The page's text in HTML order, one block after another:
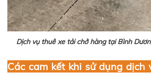
Dịch vụ thuê xe tải chở hàng tại Bình
Các cam kết khi sử dụng dịch